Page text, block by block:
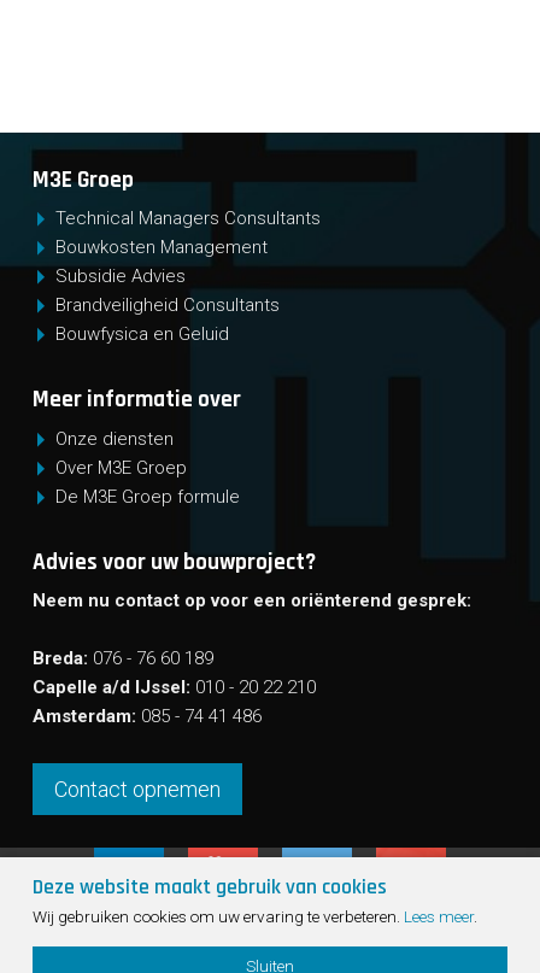
M3E Groep
Technical Managers Consultants
Bouwkosten Management
Subsidie Advies
Brandveiligheid Consultants
Bouwfysica en Geluid
Meer informatie over
Onze diensten
Over M3E Groep
De M3E Groep formule
Advies voor uw bouwproject?
Neem nu contact op voor een oriënterend gesprek:
Breda: 076 - 76 60 189
Capelle a/d IJssel: 010 - 20 22 210
Amsterdam: 085 - 74 41 486
Contact opnemen
© 2026 - M3E Groep Sitemap
Deze website maakt gebruik van cookies
Wij gebruiken cookies om uw ervaring te verbeteren. Lees meer.
Sluiten